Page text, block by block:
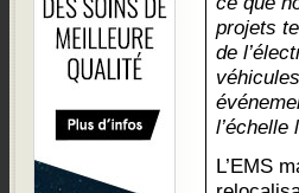
projets
de
l’échelle
L’EMS